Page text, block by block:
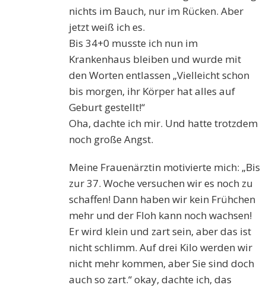
nichts im Bauch, nur im Rücken. Aber
jetzt weiß ich es.
Bis 34+0 musste ich nun im
Krankenhaus bleiben und wurde mit
den Worten entlassen „Vielleicht schon
bis morgen, ihr Körper hat alles auf
Geburt gestellt!“
Oha, dachte ich mir. Und hatte trotzdem
noch große Angst.
Meine Frauenärztin motivierte mich: „Bis
zur 37. Woche versuchen wir es noch zu
schaffen! Dann haben wir kein Frühchen
mehr und der Floh kann noch wachsen!
Er wird klein und zart sein, aber das ist
nicht schlimm. Auf drei Kilo werden wir
nicht mehr kommen, aber Sie sind doch
auch so zart.“ okay, dachte ich, das